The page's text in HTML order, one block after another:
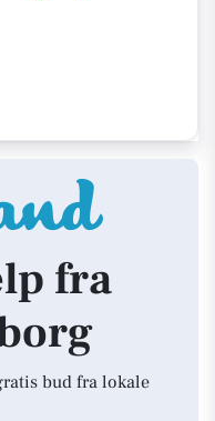
fra
bud fra lokale